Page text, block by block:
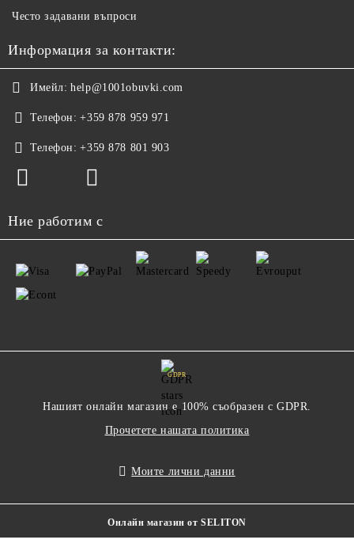
Често задавани въпроси
Информация за контакти:
Имейл: help@1001obuvki.com
Телефон: +359 878 959 971
Телефон: +359 878 801 903
Ние работим с
GDPR
Нашият онлайн магазин е 100% съобразен с GDPR.
Прочетете нашата политика
Моите лични данни
Онлайн магазин от SELITON